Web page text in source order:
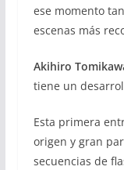
ese momento
escenas más
Akihiro
tiene un
Esta primera
origen y gran
secuencias de